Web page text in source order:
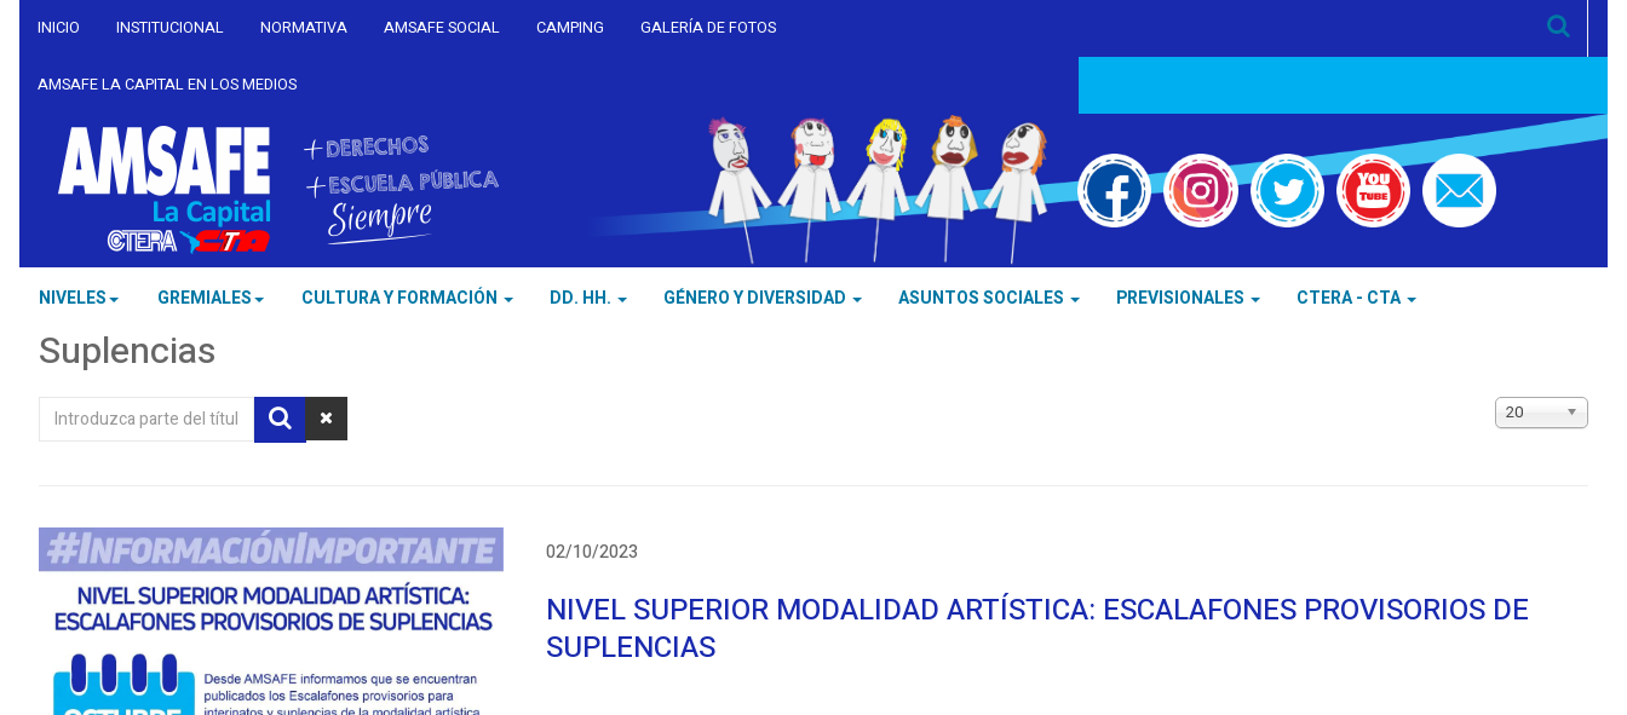
INICIO INSTITUCIONAL NORMATIVA AMSAFE SOCIAL CAMPING GALERÍA DE FOTOS
AMSAFE LA CAPITAL EN LOS MEDIOS
NIVELES GREMIALES CULTURA Y FORMACIÓN DD. HH. GÉNERO Y DIVERSIDAD ASUNTOS SOCIALES PREVISIONALES CTERA - CTA
Suplencias
Introduzca
Cantidad
20
02/10/2023
NIVEL SUPERIOR MODALIDAD ARTÍSTICA: ESCALAFONES PROVISORIOS DE
SUPLENCIAS